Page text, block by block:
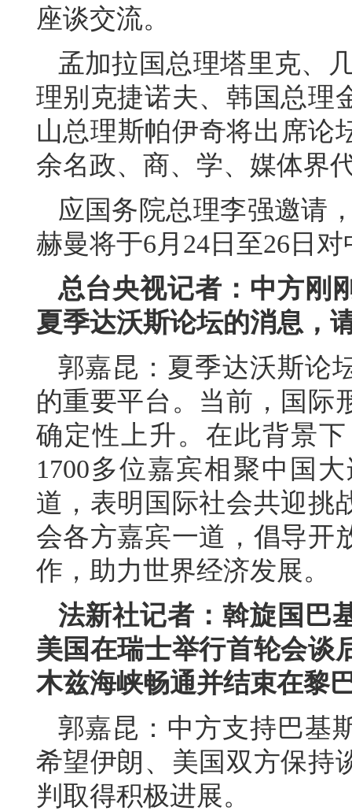
座谈交流。
孟加拉国总理塔里克、
理别克捷诺夫、韩国总理
山总理斯帕伊奇将出席论
余名政、商、学、媒体界
应国务院总理李强邀请
赫曼将于6月24日至26日
总台央视记者：中方刚
夏季达沃斯论坛的消息，
郭嘉昆：夏季达沃斯论
的重要平台。当前，国际
确定性上升。在此背景
1700多位嘉宾相聚中国
道，表明国际社会共迎挑
会各方嘉宾一道，倡导开
作，助力世界经济发展。
法新社记者：斡旋国巴
美国在瑞士举行首轮会谈
木兹海峡畅通并结束在黎
郭嘉昆：中方支持巴基
希望伊朗、美国双方保持
判取得积极进展。